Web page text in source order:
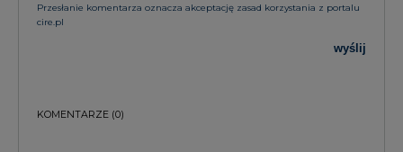
Przesłanie komentarza oznacza akceptację zasad korzystania z portalu
cire.pl
wyślij
KOMENTARZE (0)